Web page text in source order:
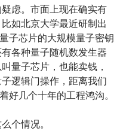
虑。市面上现在确实有
如北京大学最近研制出
子芯片的大规模量子密钥
各种量子随机数发生器
量子芯片，也能卖钱，
逻辑门操作，距离我们
好几个十年的工程鸿沟。
个情况。